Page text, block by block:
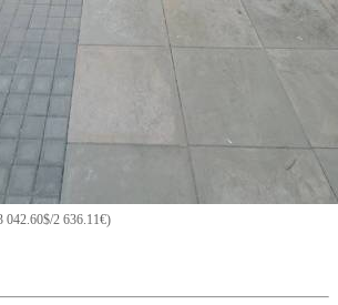
042.60$/2 636.11€)